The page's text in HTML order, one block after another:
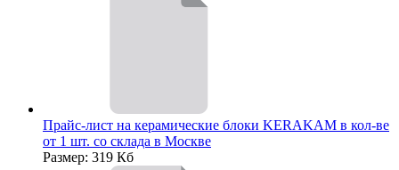
Прайс-лист на керамические блоки KERAKAM в кол-ве
от 1 шт. со склада в Москве
Размер: 319 Кб